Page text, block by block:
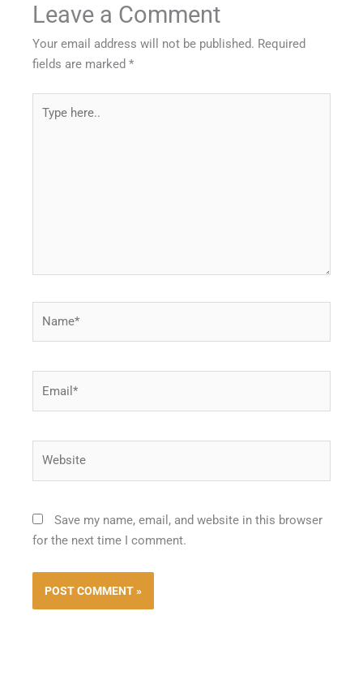
Leave a Comment
Your email address will not be published. Required
fields are marked*
here..
Save my name, email, and website in this browser
for the next time I comment.